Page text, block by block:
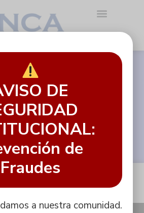
aCapacitaciones
DE
de
Fraudes
a nuestra comunidad.